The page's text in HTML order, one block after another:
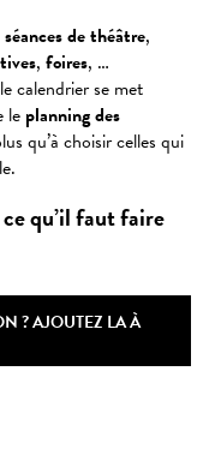
séancesdethéâtre,
, foires, …
calendrier se met
le planning des
qu’à choisir celles qui
qu’il faut faire
? AJOUTEZ LA À
aux